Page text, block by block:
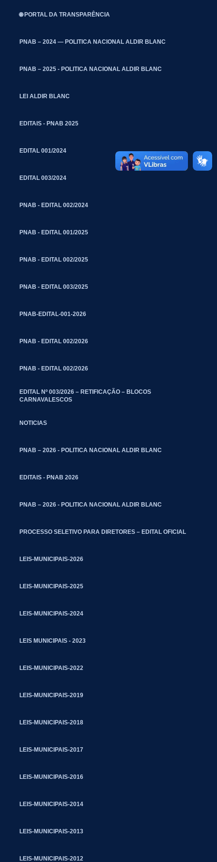
🌐 PORTAL DA TRANSPARÊNCIA
PNAB – 2024 — POLITICA NACIONAL ALDIR BLANC
PNAB – 2025 - POLITICA NACIONAL ALDIR BLANC
LEI ALDIR BLANC
EDITAIS - PNAB 2025
EDITAL 001/2024
EDITAL 003/2024
PNAB - EDITAL 002/2024
PNAB - EDITAL 001/2025
PNAB - EDITAL 002/2025
PNAB - EDITAL 003/2025
PNAB-EDITAL-001-2026
PNAB - EDITAL 002/2026
PNAB - EDITAL 002/2026
EDITAL Nº 003/2026 – RETIFICAÇÃO – BLOCOS
CARNAVALESCOS
NOTICIAS
PNAB – 2026 - POLITICA NACIONAL ALDIR BLANC
EDITAIS - PNAB 2026
PNAB – 2026 - POLITICA NACIONAL ALDIR BLANC
PROCESSO SELETIVO PARA DIRETORES – EDITAL OFICIAL
LEIS-MUNICIPAIS-2026
LEIS-MUNICIPAIS-2025
LEIS-MUNICIPAIS-2024
LEIS MUNICIPAIS - 2023
LEIS-MUNICIPAIS-2022
LEIS-MUNICIPAIS-2019
LEIS-MUNICIPAIS-2018
LEIS-MUNICIPAIS-2017
LEIS-MUNICIPAIS-2016
LEIS-MUNICIPAIS-2014
LEIS-MUNICIPAIS-2013
LEIS-MUNICIPAIS-2012